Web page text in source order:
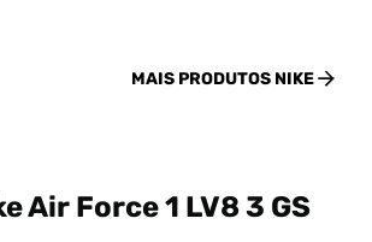
MAIS PRODUTOS NIKE
Air Force 1 LV8 3 GS